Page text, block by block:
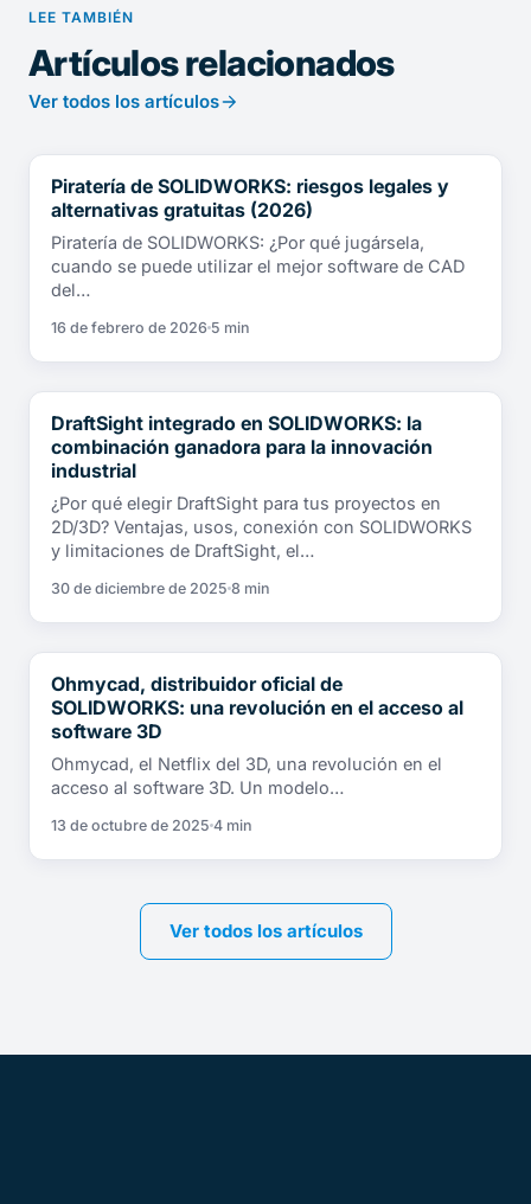
LEE TAMBIÉN
Artículos relacionados
Ver todos los artículos
NOTICIAS
Piratería de SOLIDWORKS: riesgos legales y
alternativas gratuitas (2026)
Piratería de SOLIDWORKS: ¿Por qué jugársela,
cuando se puede utilizar el mejor software de CAD
del…
16 de febrero de 2026 5 min
NOTICIAS
DraftSight integrado en SOLIDWORKS: la
combinación ganadora para la innovación
industrial
¿Por qué elegir DraftSight para tus proyectos en
2D/3D? Ventajas, usos, conexión con SOLIDWORKS
y limitaciones de DraftSight, el…
30 de diciembre de 2025 8 min
NOTICIAS
Ohmycad, distribuidor oficial de
SOLIDWORKS: una revolución en el acceso al
software 3D
Ohmycad, el Netflix del 3D, una revolución en el
acceso al software 3D. Un modelo…
13 de octubre de 2025 4 min
Ver todos los artículos